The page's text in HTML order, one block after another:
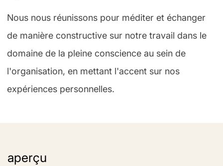
Nous nous réunissons pour méditer et échanger
de manière constructive sur notre travail dans le
domaine de la pleine conscience au sein de
l'organisation, en mettant l'accent sur nos
expériences personnelles.
aperçu